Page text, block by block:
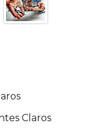
Claros